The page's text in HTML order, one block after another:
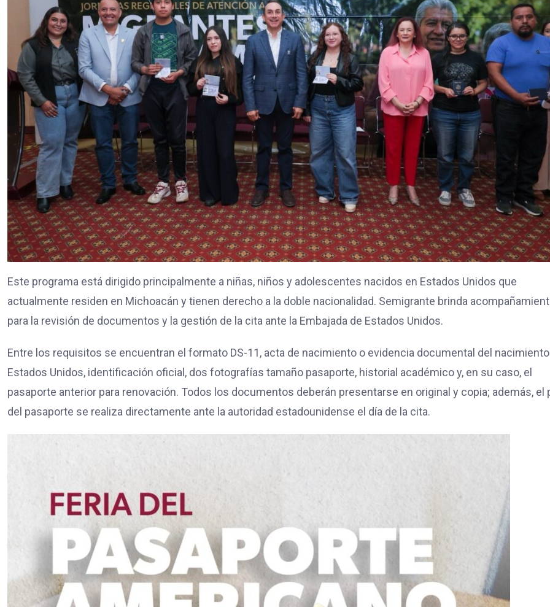
Este programa está dirigido principalmente a niñas, niños y adolescentes nacidos en Estados Unidos que
actualmente residen en Michoacán y tienen derecho a la doble nacionalidad. Semigrante brinda
para la revisión de documentos y la gestión de la cita ante la Embajada de Estados Unidos.
Entre los requisitos se encuentran el formato DS-11, acta de nacimiento o evidencia documental del
Estados Unidos, identificación oficial, dos fotografías tamaño pasaporte, historial académico y, en su caso, el
pasaporte anterior para renovación. Todos los documentos deberán presentarse en original y copia; además, el
del pasaporte se realiza directamente ante la autoridad estadounidense el día de la cita.